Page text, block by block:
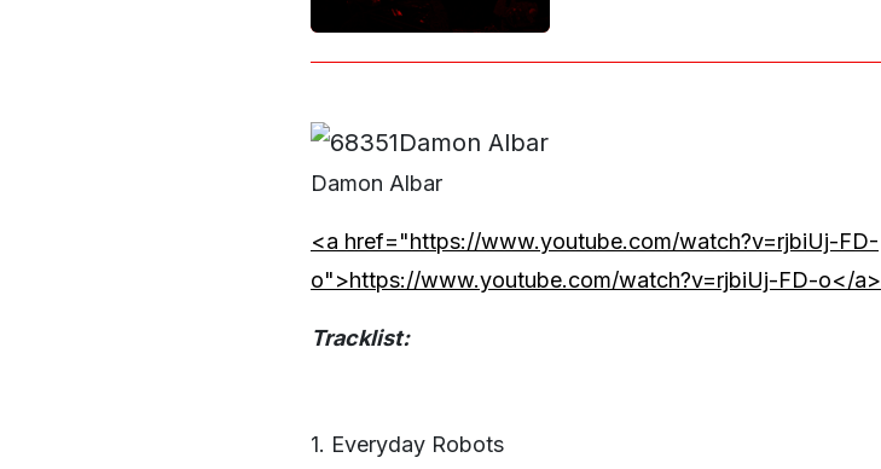
Damon Albar
<a href="https://www.youtube.com/watch?v=rjbiUj-FD-
o">https://www.youtube.com/watch?v=rjbiUj-FD-o</a>
Tracklist:
1. Everyday Robots